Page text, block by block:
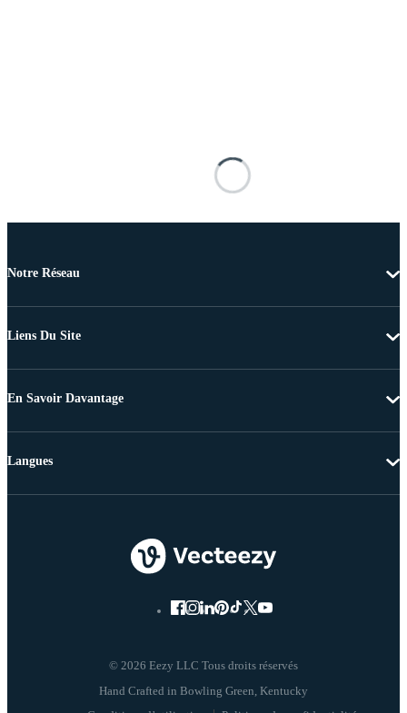
Notre Réseau
Liens Du Site
En Savoir Davantage
© 2026 Eezy LLC Tous droits réservés
Langues